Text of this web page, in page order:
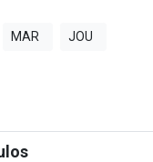
MAR JOU